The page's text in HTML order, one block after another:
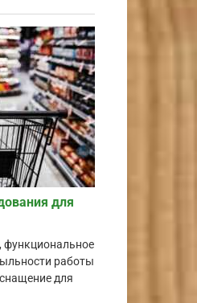
для
функциональное
работы
для